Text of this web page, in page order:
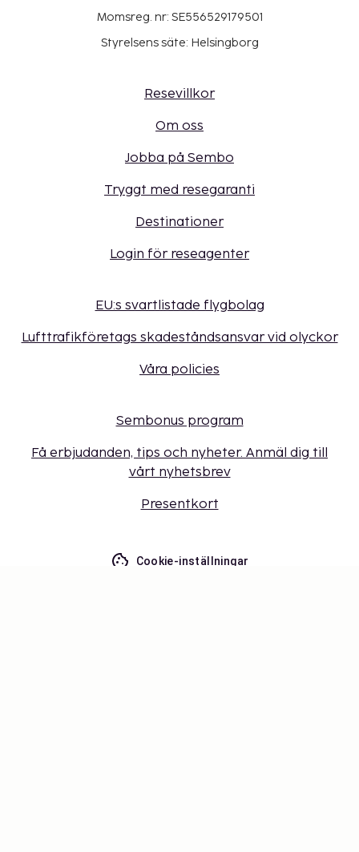
Momsreg. nr: SE556529179501
Styrelsens säte: Helsingborg
Resevillkor
Om oss
Jobba på Sembo
Tryggt med resegaranti
Destinationer
Login för reseagenter
EU:s svartlistade flygbolag
Lufttrafikföretags skadeståndsansvar vid olyckor
Våra policies
Sembonus program
Få erbjudanden, tips och nyheter. Anmäl dig till
vårt nyhetsbrev
Presentkort
Cookie-inställningar